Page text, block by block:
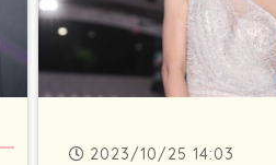
2023/10/25 14:03